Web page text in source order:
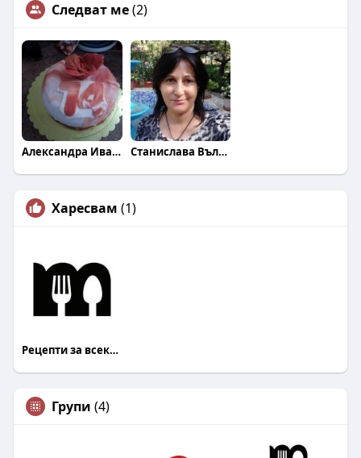
Следват ме(2)
Александра Иванова Станислава Вълкова
Харесвам (1)
Рецепти за всеки Mandja.bg
Групи (4)